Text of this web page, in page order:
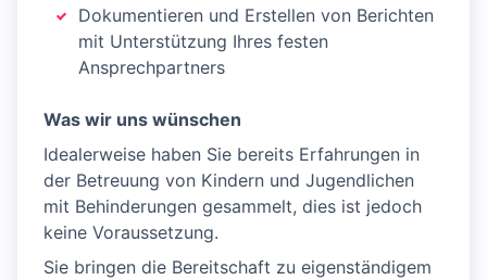
Dokumentieren und Erstellen von Berichten
mit Unterstützung Ihres festen
Ansprechpartners
Was wir uns wünschen
Idealerweise haben Sie bereits Erfahrungen in
der Betreuung von Kindern und Jugendlichen
mit Behinderungen gesammelt, dies ist jedoch
keine Voraussetzung.
Sie bringen die Bereitschaft zu eigenständigem